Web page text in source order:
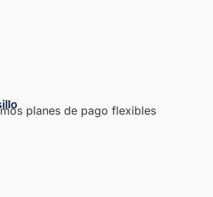
planes de pago flexibles